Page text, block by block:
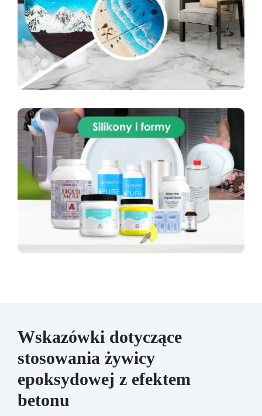
Wskazówki dotyczące
stosowania żywicy
epoksydowej z efektem
betonu